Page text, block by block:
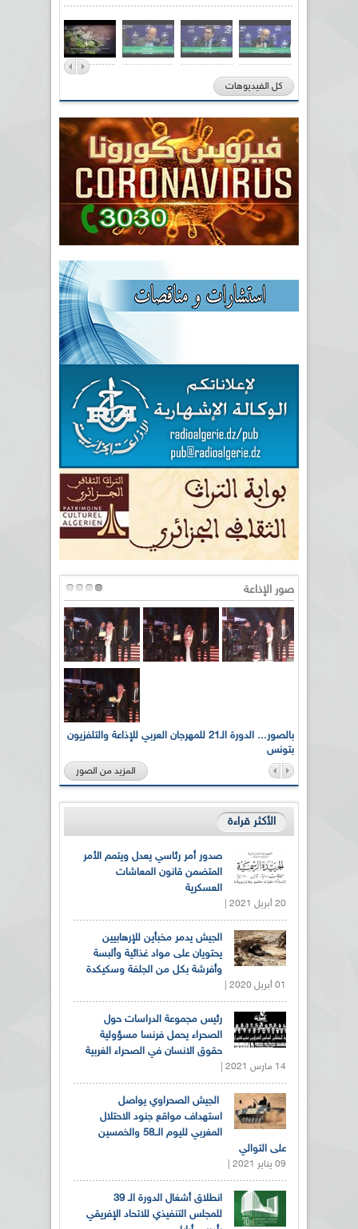
كل الفيديوهات
صور الإذاعة
بالصور... الدورة الـ21 للمهرجان العربي للإذاعة والتلفزيون
بتونس
المزيد من الصور
الأكثر قراءة
صدور أمر رئاسي يعدل ويتمم الأمر
المتضمن قانون المعاشات
العسكرية
20 أبريل 2021 |
الجيش يدمر مخبأين للإرهابيين
يحتويان على مواد غذائية وألبسة
وأفرشة بكل من الجلفة وسكيكدة
01 أبريل 2020 |
رئيس مجموعة الدراسات حول
الصحراء يحمل فرنسا مسؤولية
حقوق الانسان في الصحراء الغربية
14 مارس 2021 |
الجيش الصحراوي يواصل
استهداف مواقع جنود الاحتلال
المغربي لليوم الــ58 والخمسين
على التوالي
09 يناير 2021 |
انطلاق أشغال الدورة الـ 39
للمجلس التنفيذي للاتحاد الإفريقي